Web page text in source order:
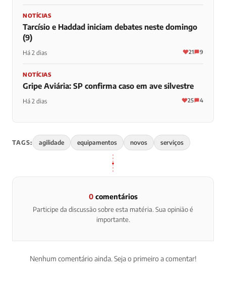
NOTÍCIAS
Tarcísio e Haddad iniciam debates neste domingo
(9)
Há 2 dias 21 9
NOTÍCIAS
Gripe Aviária: SP confirma caso em ave silvestre
Há 2 dias 25 4
TAGS: agilidade equipamentos novos serviços
0comentários
Participe da discussão sobre esta matéria. Sua opinião é
importante.
Nenhum comentário ainda. Seja o primeiro a comentar!